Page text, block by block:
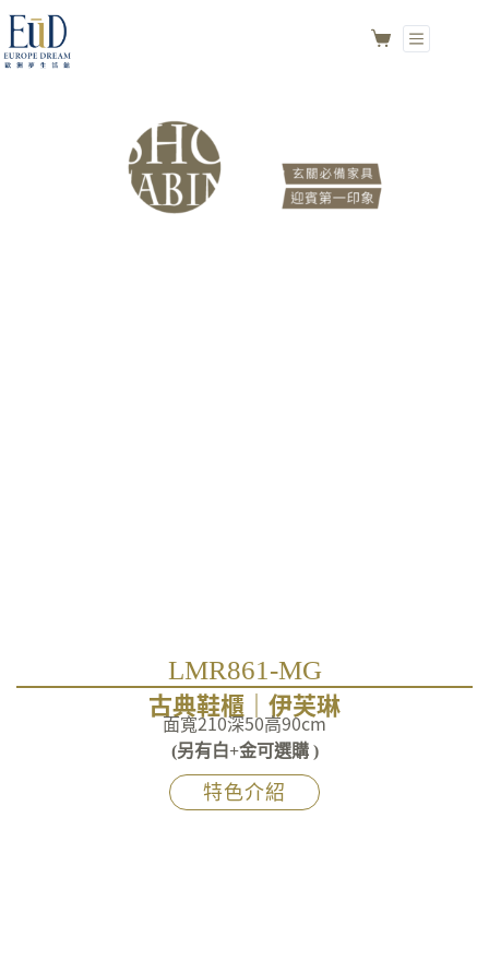
LMR861-MG
古典鞋櫃｜伊芙琳
面寬210深50高90cm
(另有白+金可選購 )
特色介紹